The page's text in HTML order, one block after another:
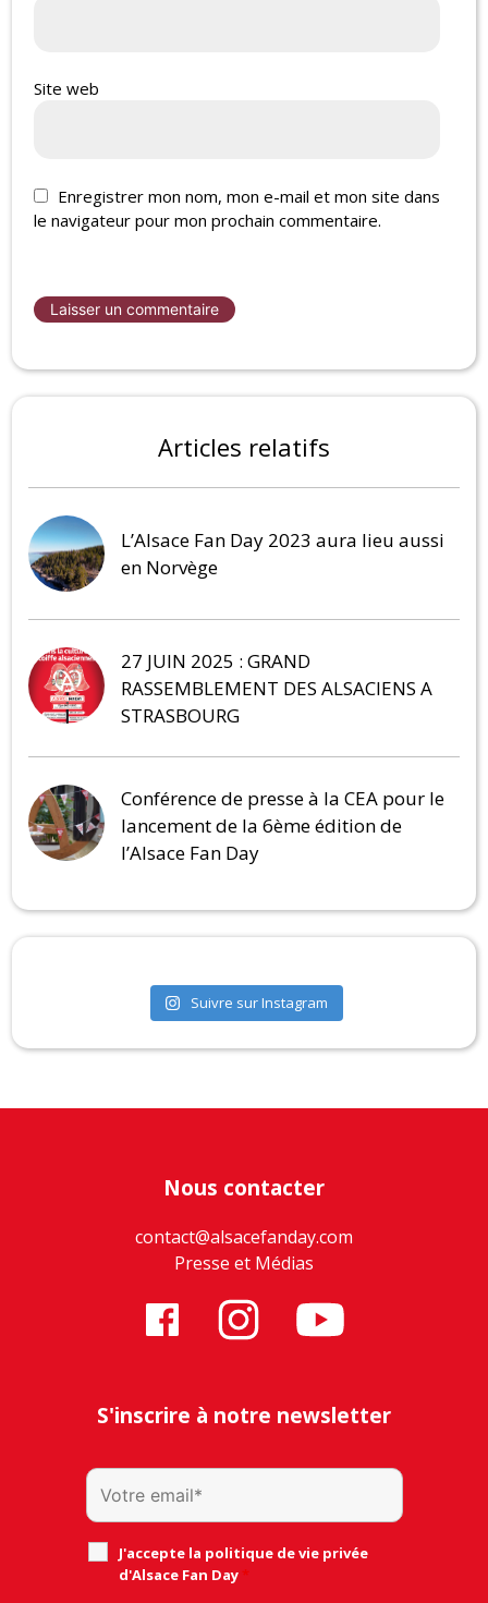
Site web
Enregistrer mon nom, mon e-mail et mon site dans
le navigateur pour mon prochain commentaire.
Articles relatifs
L’Alsace Fan Day 2023 aura lieu aussi
en Norvège
27 JUIN 2025 : GRAND
RASSEMBLEMENT DES ALSACIENS A
STRASBOURG
Conférence de presse à la CEA pour le
lancement de la 6ème édition de
l’Alsace Fan Day
Suivre sur Instagram
Nous contacter
contact@alsacefanday.com
Presse et Médias
S'inscrire à notre newsletter
J'accepte la politique de vie privée
d'Alsace Fan Day *